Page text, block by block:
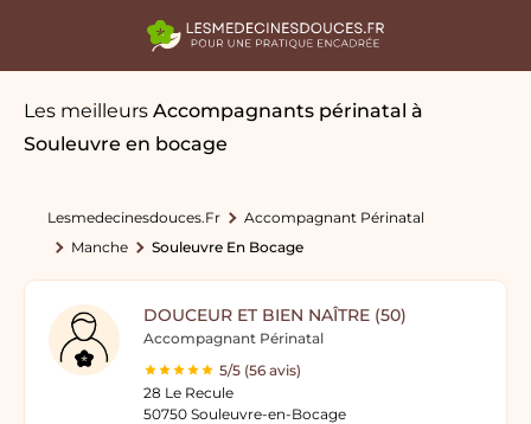
Les meilleurs Accompagnants périnatal à
Souleuvre en bocage
Lesmedecinesdouces.fr
Accompagnant Périnatal
Manche
Souleuvre En Bocage
DOUCEUR ET BIEN NAÎTRE (50)
Accompagnant Périnatal
5/5 (56 avis)
28 Le Recule
50750 Souleuvre-en-Bocage